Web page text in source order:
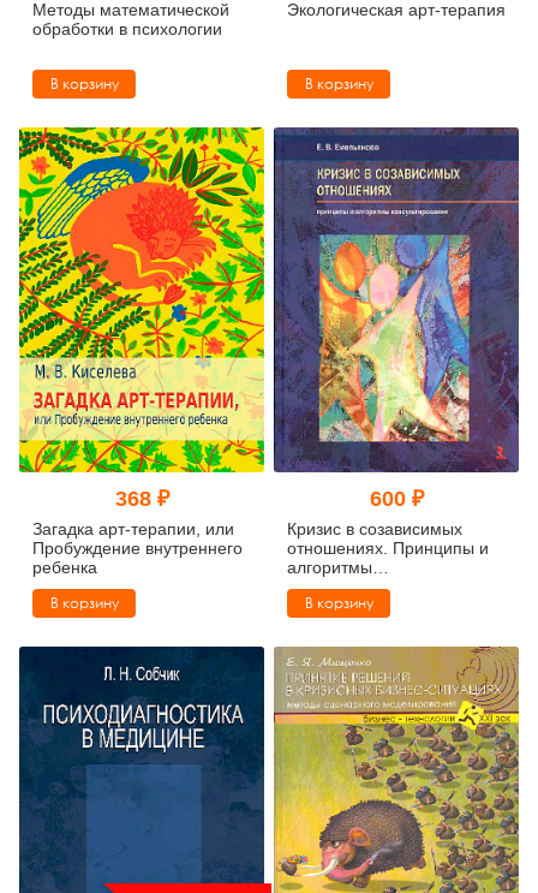
Методы математической
обработки в психологии
В корзину
Экологическая арт-терапия
В корзину
368 ₽
Загадка арт-терапии, или
Пробуждение внутреннего
ребенка
В корзину
600 ₽
Кризис в созависимых
отношениях. Принципы и
алгоритмы
консультирования
(букинист)
В корзину